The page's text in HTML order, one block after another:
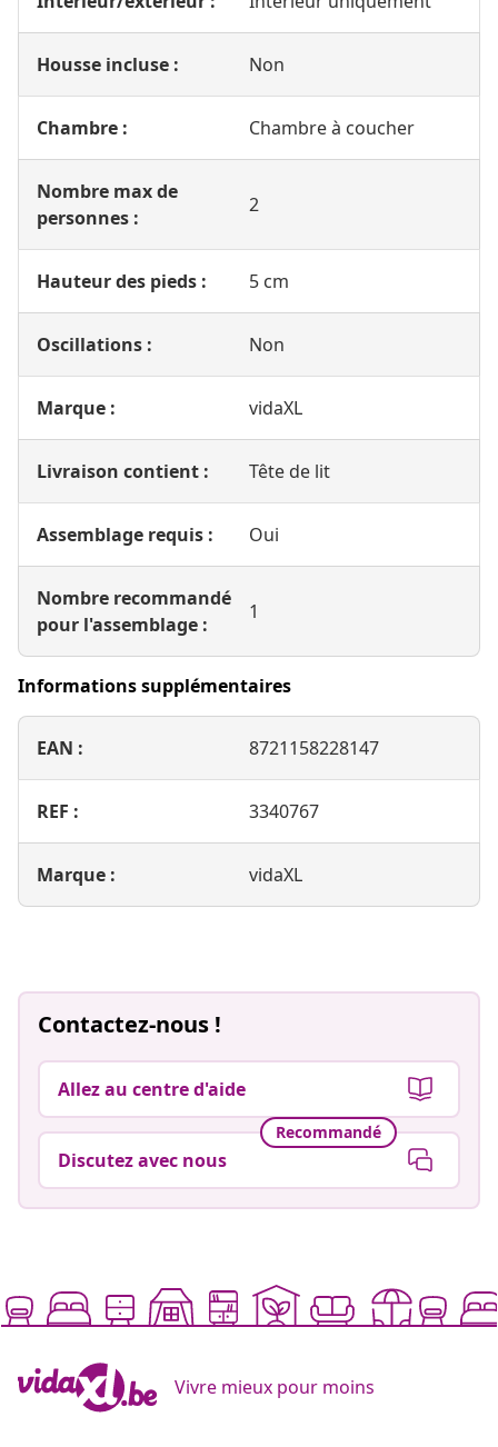
Housse incluse : Non
Chambre : Chambre à coucher
Nombre max de
personnes :
2
Hauteur des pieds : 5 cm
Oscillations : Non
Marque : vidaXL
Livraison contient : Tête de lit
Assemblage requis : Oui
Nombre recommandé
pour l'assemblage :
1
Informations supplémentaires
EAN : 8721158228147
REF : 3340767
Marque : vidaXL
Contactez-nous !
Allez au centre d'aide
Recommandé
Discutez avec nous
Vivre mieux pour moins